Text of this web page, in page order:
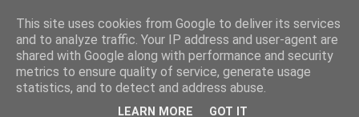
es por madrid
El blog de Madrid y su actualidad, proyectos, transporte,
movilidad, arquitectura, participación, medio ambiente,
educación, empleo, ...
This site uses cookies from Google to deliver its services
and to analyze traffic. Your IP address and user-agent are
shared with Google along with performance and security
metrics to ensure quality of service, generate usage
statistics, and to detect and address abuse.
LEARN MORE GOT IT